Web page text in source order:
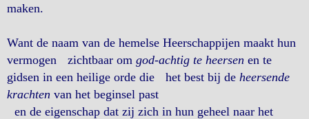
maken.
Want de naam van de hemelse Heerschappijen maakt hun
vermogen zichtbaar om god-achtig te heersen en te
gidsen in een heilige orde die het best bij de heersende
krachten van het beginsel past
en de eigenschap dat zij zich in hun geheel naar het